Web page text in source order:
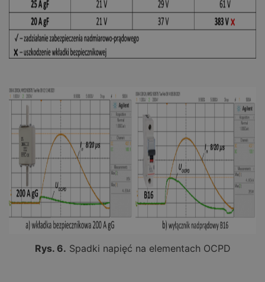
Rys. 6. Spadki napięć na elementach OCPD